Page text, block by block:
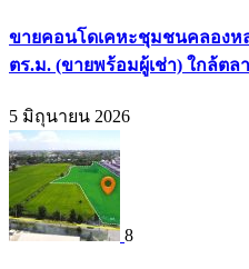
ขายคอนโดเคหะชุมชนคลองห
ตร.ม. (ขายพร้อมผู้เช่า) ใกล้ตล
5 มิถุนายน 2026
8